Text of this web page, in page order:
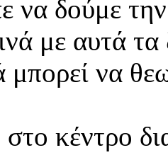
να δούμε
με αυτά
μπορεί να
κέντρο